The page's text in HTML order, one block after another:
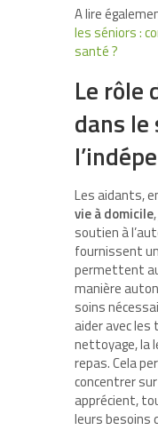
A lire
les séniors :
santé ?
Le rôle
dans le
Les aidants,
vie à domicile
soutien à
fournissent
permettent
manière
soins
aider avec les
nettoyage, la
repas. Cela
concentrer
apprécient,
leurs